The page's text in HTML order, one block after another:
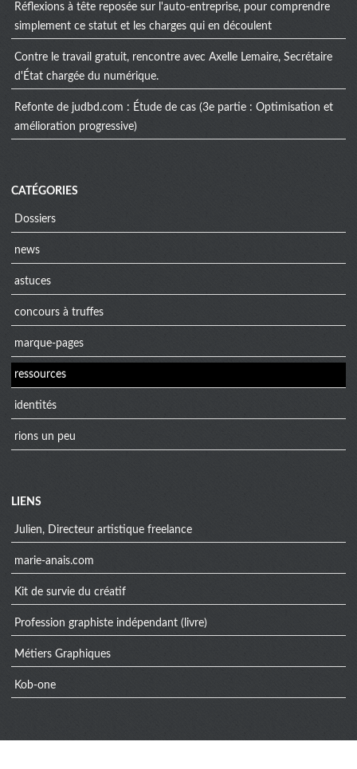
Réflexions à tête reposée sur l'auto-entreprise, pour comprendre
simplement ce statut et les charges qui en découlent
Contre le travail gratuit, rencontre avec Axelle Lemaire, Secrétaire
d'État chargée du numérique.
Refonte de judbd.com : Étude de cas (3e partie : Optimisation et
amélioration progressive)
CATÉGORIES
Dossiers
news
astuces
concours à truffes
marque-pages
ressources
identités
rions un peu
LIENS
Julien, Directeur artistique freelance
marie-anais.com
Kit de survie du créatif
Profession graphiste indépendant (livre)
Métiers Graphiques
Kob-one